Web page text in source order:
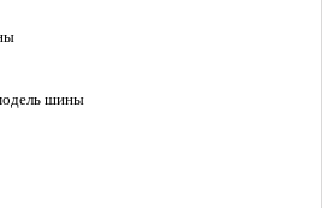
шины